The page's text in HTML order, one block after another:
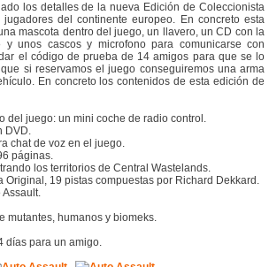
los detalles de la nueva Edición de Coleccionista
del continente europeo. En concreto esta
mascota dentro del juego, un llavero, un CD con la
unos cascos y microfono para comunicarse con
el código de prueba de 14 amigos para que se lo
si reservamos el juego conseguiremos una arma
En concreto los contenidos de esta edición de
del juego: un mini coche de radio control.
DVD.
chat de voz en el juego.
páginas.
los territorios de Central Wastelands.
Original, 19 pistas compuestas por Richard Dekkard.
Assault.
mutantes, humanos y biomeks.
días para un amigo.